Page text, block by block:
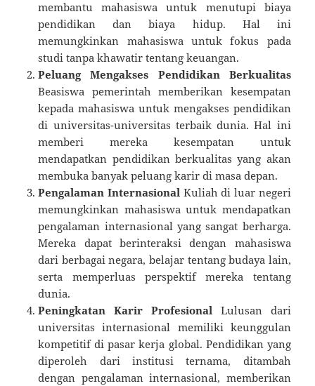
membantu mahasiswa untuk menutupi biaya
pendidikan dan biaya hidup. Hal ini
memungkinkan mahasiswa untuk fokus pada
studi tanpa khawatir tentang keuangan.
Peluang Mengakses Pendidikan Berkualitas
Beasiswa pemerintah memberikan kesempatan
kepada mahasiswa untuk mengakses pendidikan
di universitas-universitas terbaik dunia. Hal ini
memberi mereka kesempatan untuk
mendapatkan pendidikan berkualitas yang akan
membuka banyak peluang karir di masa depan.
Pengalaman Internasional Kuliah di luar negeri
memungkinkan mahasiswa untuk mendapatkan
pengalaman internasional yang sangat berharga.
Mereka dapat berinteraksi dengan mahasiswa
dari berbagai negara, belajar tentang budaya lain,
serta memperluas perspektif mereka tentang
dunia.
Peningkatan Karir Profesional Lulusan dari
universitas internasional memiliki keunggulan
kompetitif di pasar kerja global. Pendidikan yang
diperoleh dari institusi ternama, ditambah
dengan pengalaman internasional, memberikan